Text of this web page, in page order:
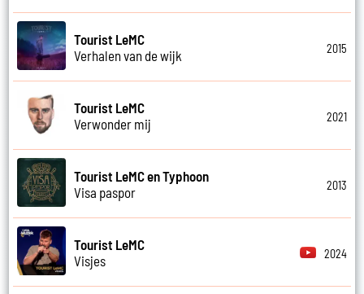
Tourist LeMC
Verhalen van de wijk
2015
Tourist LeMC
Verwonder mij
2021
Tourist LeMC en Typhoon
Visa paspor
2013
Tourist LeMC
Visjes
2024